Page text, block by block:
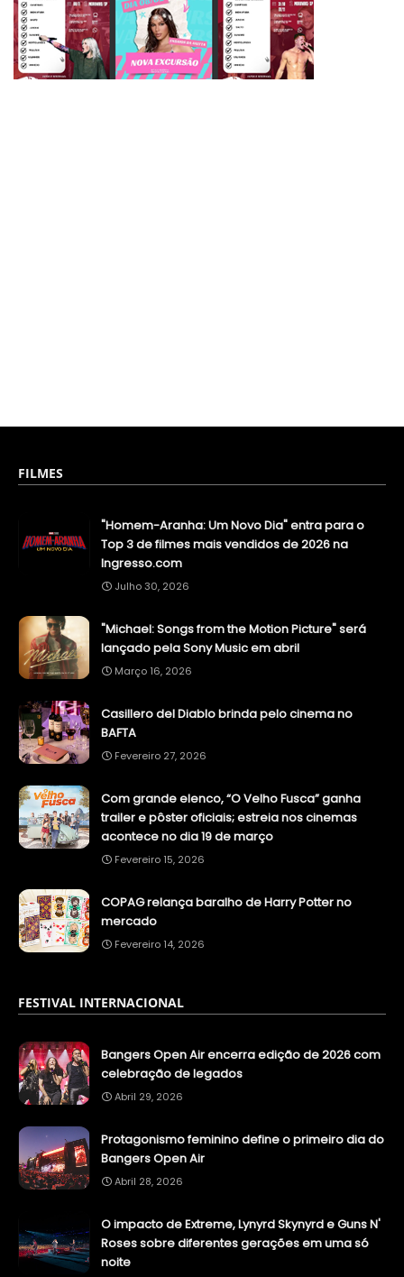
FILMES
"Homem-Aranha: Um Novo Dia" entra para o
Top 3 de filmes mais vendidos de 2026 na
Ingresso.com
Julho 30, 2026
"Michael: Songs from the Motion Picture" será
lançado pela Sony Music em abril
Março 16, 2026
Casillero del Diablo brinda pelo cinema no
BAFTA
Fevereiro 27, 2026
Com grande elenco, “O Velho Fusca” ganha
trailer e pôster oficiais; estreia nos cinemas
acontece no dia 19 de março
Fevereiro 15, 2026
COPAG relança baralho de Harry Potter no
mercado
Fevereiro 14, 2026
FESTIVAL INTERNACIONAL
Bangers Open Air encerra edição de 2026 com
celebração de legados
Abril 29, 2026
Protagonismo feminino define o primeiro dia do
Bangers Open Air
Abril 28, 2026
O impacto de Extreme, Lynyrd Skynyrd e Guns N'
Roses sobre diferentes gerações em uma só
noite